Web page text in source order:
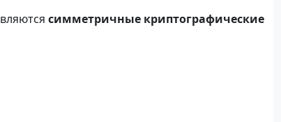
симметричные криптографические